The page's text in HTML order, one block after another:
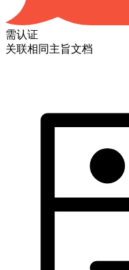
需认证
关联相同主旨文档